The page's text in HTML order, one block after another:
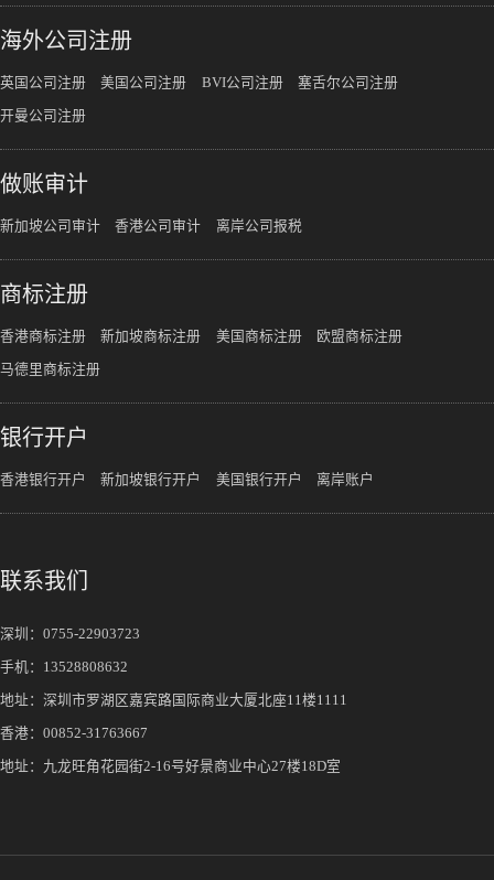
海外公司注册
英国公司注册 美国公司注册 BVI公司注册 塞舌尔公司注册
开曼公司注册
做账审计
新加坡公司审计 香港公司审计 离岸公司报税
商标注册
香港商标注册 新加坡商标注册 美国商标注册 欧盟商标注册
马德里商标注册
银行开户
香港银行开户 新加坡银行开户 美国银行开户 离岸账户
联系我们
深圳： 0755-22903723
手机： 13528808632
地址：深圳市罗湖区嘉宾路国际商业大厦北座11楼1111
香港：00852-31763667
地址：九龙旺角花园街2-16号好景商业中心27楼18D室